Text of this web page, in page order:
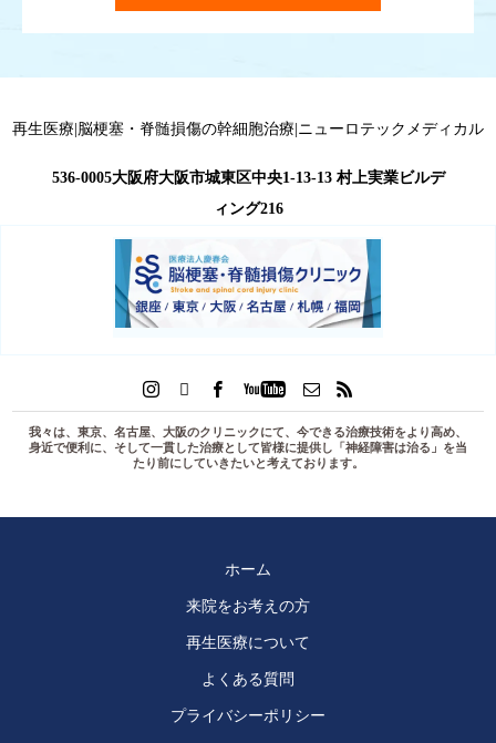
再生医療|脳梗塞・脊髄損傷の幹細胞治療|ニューロテックメディカル
536-0005大阪府大阪市城東区中央1-13-13 村上実業ビルデ
ィング216
我々は、東京、名古屋、大阪のクリニックにて、今できる治療技術をより高め、
身近で便利に、そして一貫した治療として皆様に提供し「 神経障害は治る 」を当
たり前にしていきたいと考えております。
ホーム
来院をお考えの方
再生医療について
よくある質問
プライバシーポリシー